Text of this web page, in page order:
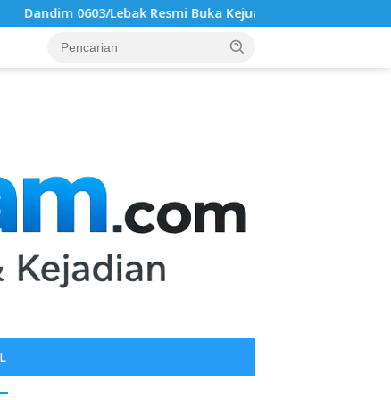
Resmi Buka Kejuaraan Karate Antar Dojo INKAI, Jaring